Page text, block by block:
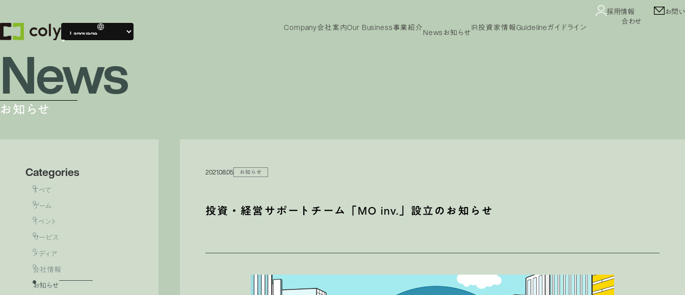
Company会社案内Our Business事業紹介Newsお知らせIR投資家情報Guidelineガイドライン
採用情報
お問い
合わせ
News
お知らせ
Categories
すべて
ゲーム
イベント
サービス
メディア
会社情報
お知らせ
2021.08.05 お知らせ
投資・経営サポートチーム「MO inv.」設立のお知らせ